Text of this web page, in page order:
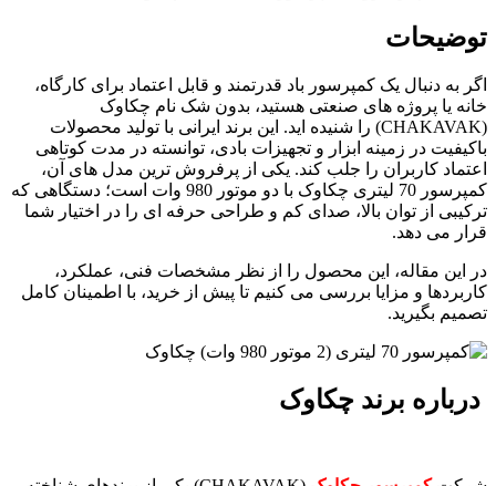
توضیحات
اگر به دنبال یک کمپرسور باد قدرتمند و قابل اعتماد برای کارگاه،
خانه یا پروژه های صنعتی هستید، بدون شک نام چکاوک
(CHAKAVAK) را شنیده اید. این برند ایرانی با تولید محصولات
باکیفیت در زمینه ابزار و تجهیزات بادی، توانسته در مدت کوتاهی
اعتماد کاربران را جلب کند. یکی از پرفروش ترین مدل های آن،
کمپرسور 70 لیتری چکاوک با دو موتور 980 وات است؛ دستگاهی که
ترکیبی از توان بالا، صدای کم و طراحی حرفه ای را در اختیار شما
قرار می دهد.
در این مقاله، این محصول را از نظر مشخصات فنی، عملکرد،
کاربردها و مزایا بررسی می کنیم تا پیش از خرید، با اطمینان کامل
تصمیم بگیرید.
درباره برند چکاوک